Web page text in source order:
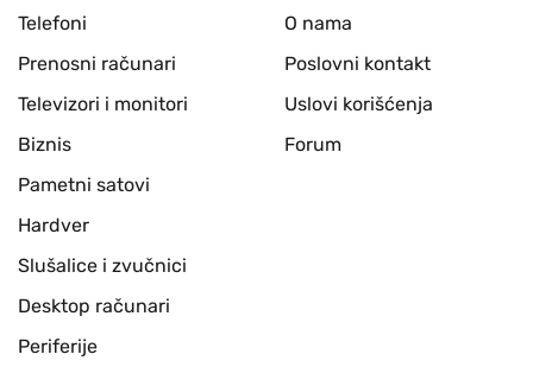
Telefoni
Prenosni računari
Televizori i monitori
Biznis
Pametni satovi
Hardver
Slušalice i zvučnici
Desktop računari
Periferije
O nama
Poslovni kontakt
Uslovi korišćenja
Forum